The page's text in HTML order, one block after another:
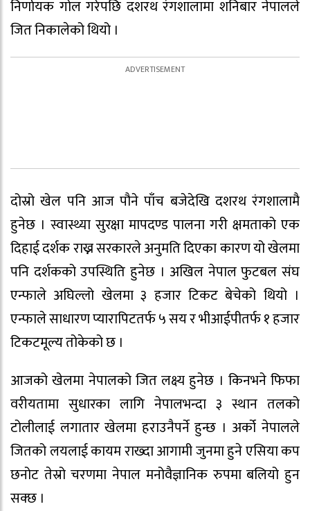
निर्णायक गोल गरेपछि दशरथ रंगशालामा शनिबार नेपालले
जित निकालेको थियो ।
दोस्रो खेल पनि आज पौने पाँच बजेदेखि दशरथ रंगशालामै
हुनेछ । स्वास्थ्या सुरक्षा मापदण्ड पालना गरी क्षमताको एक
दिहाई दर्शक राख्न सरकारले अनुमति दिएका कारण यो खेलमा
पनि दर्शकको उपस्थिति हुनेछ । अखिल नेपाल फुटबल संघ
एन्फाले अघिल्लो खेलमा ३ हजार टिकट बेचेको थियो ।
एन्फाले साधारण प्यारापिटतर्फ ५ सय र भीआईपीतर्फ १ हजार
टिकटमूल्य तोकेको छ ।
आजको खेलमा नेपालको जित लक्ष्य हुनेछ । किनभने फिफा
वरीयतामा सुधारका लागि नेपालभन्दा ३ स्थान तलको
टोलीलाई लगातार खेलमा हराउनैपर्ने हुन्छ । अर्को नेपालले
जितको लयलाई कायम राख्दा आगामी जुनमा हुने एसिया कप
छनोट तेस्रो चरणमा नेपाल मनोवैज्ञानिक रुपमा बलियो हुन
सक्छ ।